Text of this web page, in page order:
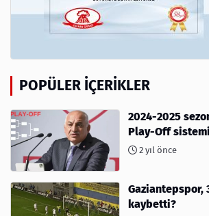
POPÜLER İÇERIKLER
2024-2025
Play-Off
2 yıl önce
Gaziantepspor,
kaybetti?